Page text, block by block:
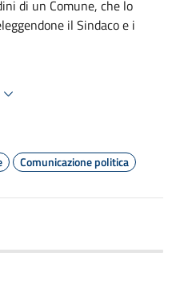
di un Comune, che lo
il Sindaco e i
Comunicazione politica